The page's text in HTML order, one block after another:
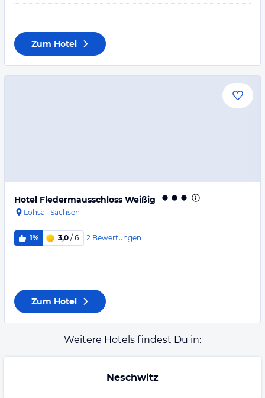
Zum Hotel
Hotel Fledermausschloss Weißig
Lohsa · Sachsen
1% 3,0 / 6 2 Bewertungen
Zum Hotel
Weitere Hotels findest Du in:
Neschwitz